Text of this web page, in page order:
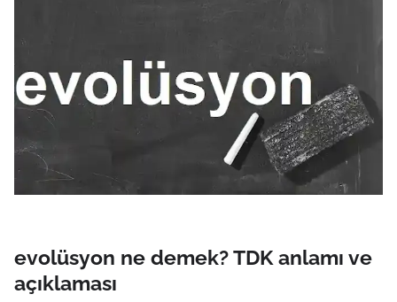
evolüsyon ne demek? TDK anlamı ve
açıklaması